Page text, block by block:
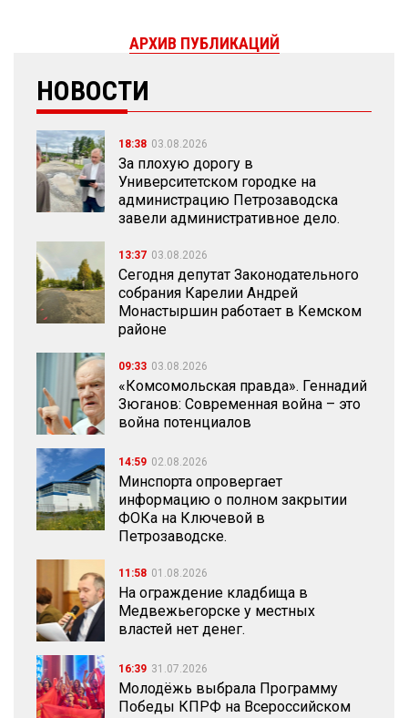
НОВОСТИ
18:38 03.08.2026
За плохую дорогу в
Университетском городке на
администрацию Петрозаводска
завели административное дело.
13:37 03.08.2026
Сегодня депутат Законодательного
собрания Карелии Андрей
Монастыршин работает в Кемском
районе
09:33 03.08.2026
«Комсомольская правда». Геннадий
Зюганов: Современная война – это
война потенциалов
14:59 02.08.2026
Минспорта опровергает
информацию о полном закрытии
ФОКа на Ключевой в
Петрозаводске.
11:58 01.08.2026
На ограждение кладбища в
Медвежьегорске у местных
властей нет денег.
16:39 31.07.2026
Молодёжь выбрала Программу
Победы КПРФ на Всероссийском
АРХИВ ПУБЛИКАЦИЙ